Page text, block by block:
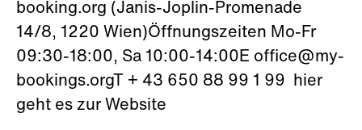
booking.org (Janis-Joplin-Promenade
14/8, 1220 Wien)Öffnungszeiten Mo-Fr
09:30-18:00, Sa 10:00-14:00E office@my-
bookings.orgT + 43 650 88 99 1 99 hier
geht es zur Website